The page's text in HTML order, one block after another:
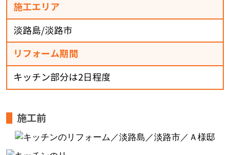
施工エリア
淡路島/淡路市
リフォーム期間
キッチン部分は2日程度
施工前